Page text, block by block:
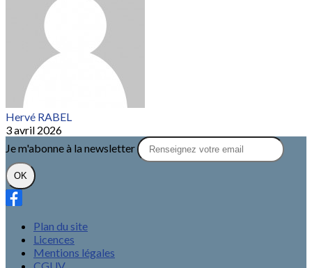
Hervé RABEL
3 avril 2026
Je m'abonne à la newsletter
OK
Plan du site
Licences
Mentions légales